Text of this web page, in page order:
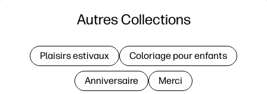
Autres Collections
Plaisirs estivaux Coloriage pour enfants
Anniversaire Merci